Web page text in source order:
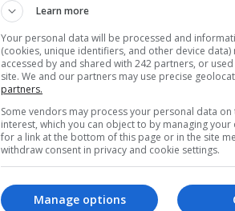
Learn more
Your personal data will be processed and
(cookies, unique identifiers, and other device data)
accessed by and shared with 242 partners, or
site. We and our partners may use precise
partners.
Some vendors may process your personal data
interest, which you can object to by managing
for a link at the bottom of this page or in the site
withdraw consent in privacy and cookie settings.
Manage options